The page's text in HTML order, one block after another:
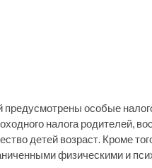
предусмотрены особые
налога родителей,
детей возраст. Кроме
физическими и